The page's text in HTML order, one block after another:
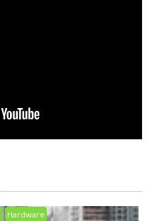
Hardware